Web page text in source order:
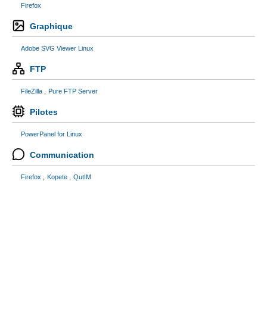
Firefox
Graphique
Adobe SVG Viewer Linux
FTP
FileZilla Pure FTP Server
Pilotes
PowerPanel for Linux
Communication
Firefox Kopete QutIM